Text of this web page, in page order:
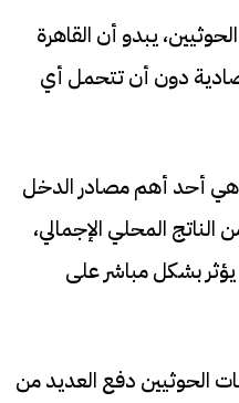
يبدو أن القاهرة
دون أن تتحمل أي
أحد أهم مصادر الدخل
وتمثل نحو 2% من الناتج المحلي الإجمالي،
بشكل مباشر على
الحوثيين دفع العديد من